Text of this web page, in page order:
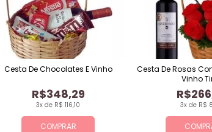
COMPRAR
3x de R$ 116,10
R$348,29
Cesta De Chocolates E Vinho
3x de R$
Cesta De Rosas
Vinho